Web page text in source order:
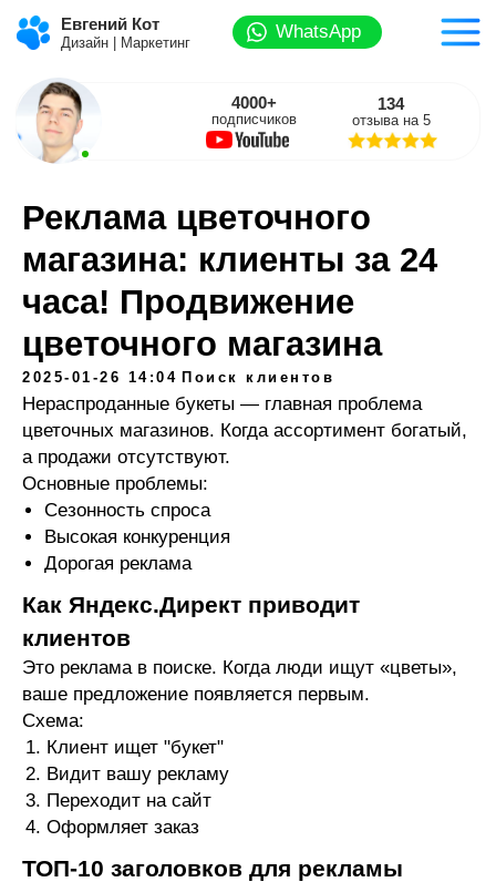
WhatsApp
Евгений Кот
Дизайн | Маркетинг
Реклама цветочного
магазина: клиенты за 24
часа! Продвижение
цветочного магазина
2025-01-26 14:04 Поиск клиентов
Нераспроданные букеты — главная проблема
цветочных магазинов. Когда ассортимент богатый,
а продажи отсутствуют.
Основные проблемы:
Сезонность спроса
Высокая конкуренция
Дорогая реклама
Как Яндекс.Директ приводит
клиентов
Это реклама в поиске. Когда люди ищут «цветы»,
ваше предложение появляется первым.
Схема:
Клиент ищет "букет"
Видит вашу рекламу
Переходит на сайт
Оформляет заказ
ТОП-10 заголовков для рекламы